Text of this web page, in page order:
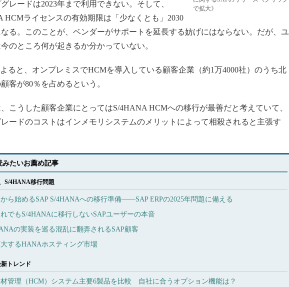
で拡大》
レードは2023年まで利用できない。そして、
HCMライセンスの有効期限は「少なくとも」2030
る。このことが、ベンダーがサポートを延長する妨げにはならない。だが、ユ
のところ何が起きるか分かっていない。
ると、オンプレミスでHCMを導入している顧客企業（約1万4000社）のうち北
客が80％を占めるという。
こうした顧客企業にとってはS/4HANA HCMへの移行が最善だと考えていて、
ードのコストはインメモリシステムのメリットによって相殺されると主張す
みたいお薦め記事
S/4HANA移行問題
ら始めるSAP S/4HANAへの移行準備――SAP ERPの2025年問題に備える
でもS/4HANAに移行しないSAPユーザーの本音
の実装を巡る混乱に翻弄されるSAP顧客
するHANAホスティング市場
トレンド
材管理（HCM）システム主要6製品を比較 自社に合うオプション機能は？